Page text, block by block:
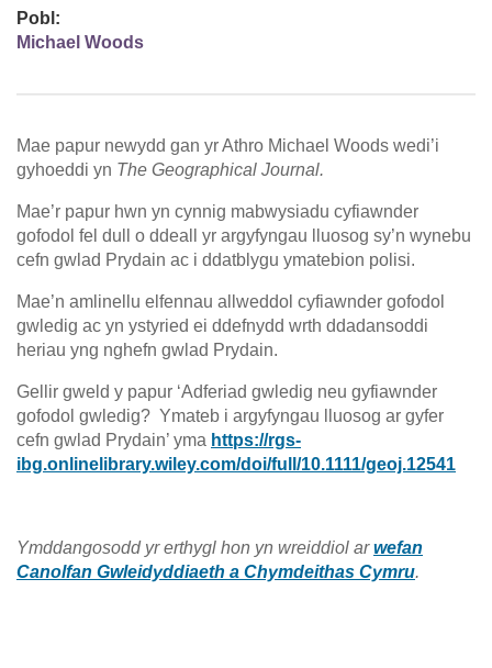
Pobl:
Michael Woods
Mae papur newydd gan yr Athro Michael Woods wedi’i
gyhoeddi yn The Geographical Journal.
Mae’r papur hwn yn cynnig mabwysiadu cyfiawnder
gofodol fel dull o ddeall yr argyfyngau lluosog sy’n wynebu
cefn gwlad Prydain ac i ddatblygu ymatebion polisi.
Mae’n amlinellu elfennau allweddol cyfiawnder gofodol
gwledig ac yn ystyried ei ddefnydd wrth ddadansoddi
heriau yng nghefn gwlad Prydain.
Gellir gweld y papur ‘Adferiad gwledig neu gyfiawnder
gofodol gwledig? Ymateb i argyfyngau lluosog ar gyfer
cefn gwlad Prydain’ yma https://rgs-
ibg.onlinelibrary.wiley.com/doi/full/10.1111/geoj.12541
Ymddangosodd yr erthygl hon yn wreiddiol arwefan
Canolfan Gwleidyddiaeth a Chymdeithas Cymru.